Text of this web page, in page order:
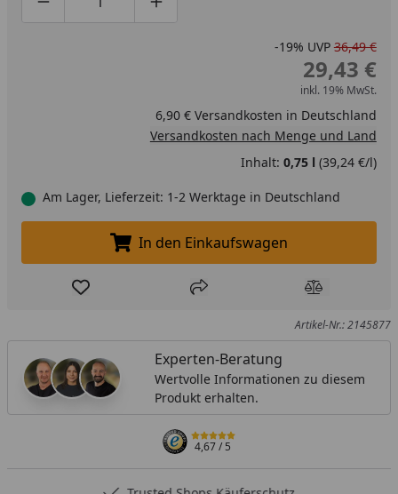
Produktmenge um eins verringern
Produktmenge manuell eingeben
Produktmenge um eins erhöhen
-19% UVP 36,49 €
29,43 €
inkl. 19% MwSt.
6,90 € Versandkosten in Deutschland
Versandkosten nach Menge und Land
Inhalt: 0,75 l (39,24 €/l)
Am Lager, Lieferzeit: 1-2 Werktage in Deutschland
In den Einkaufswagen legen
In den Einkaufswagen
Produkt zur Wunschliste hinzufügen
Teilen Produkt
Artikel-Nr.: 2145877
Experten-Beratung
Wertvolle Informationen zu diesem
Produkt erhalten.
4,67/ 5